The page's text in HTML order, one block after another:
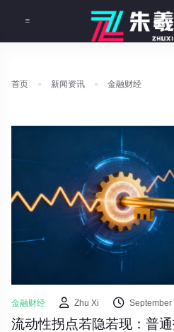
首页 新闻资讯 金融财经
金融财经 Zhu Xi September